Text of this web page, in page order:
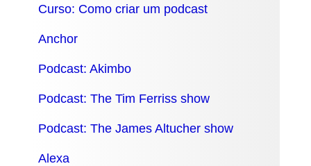
Curso: Como criar um podcast
Anchor
Podcast: Akimbo
Podcast: The Tim Ferriss show
Podcast: The James Altucher show
Alexa